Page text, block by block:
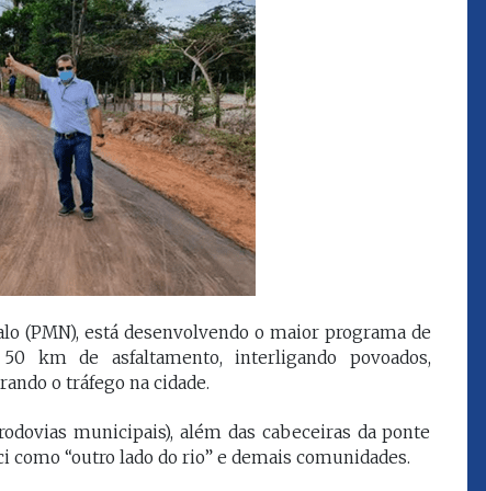
(PMN), está desenvolvendo o maior programa de
km de asfaltamento, interligando povoados,
o tráfego na cidade.
municipais), além das cabeceiras da ponte
como “outro lado do rio” e demais comunidades.
eu estou
desde março
o cargo de
Superior
do
no
e de
da Justiça
presidente
Justiça do
o Biênio
juízes e servidores"
FROZ SOBRINHO
Ingressou no Ministério
Público Estadual em 1992,
onde foi Promotor de
Justiça. Como
desembargador exerceu a
função de corregedor geral
da Justiça do Maranhão no
biênio 2022/2024. É
presidente do TJMA no